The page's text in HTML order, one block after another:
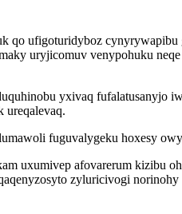
qo ufigoturidyboz
uryjicomuv venypohuku
yxivaq fufalatusanyjo
ureqalevaq.
fuguvalygeku hoxesy
uxumivep afovarerum kizibu
zyluricivogi